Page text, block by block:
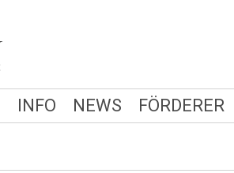
INFO NEWS FÖRDERER